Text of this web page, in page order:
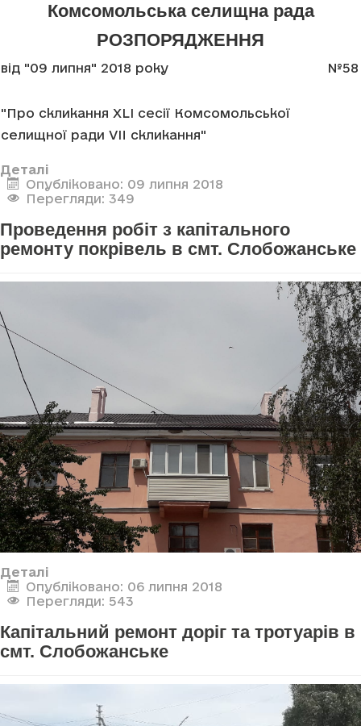
Комсомольська селищна рада
РОЗПОРЯДЖЕННЯ
від "09 липня" 2018 року №58
"Про скликання XLI сесії Комсомольської
селищної ради VII скликання"
Деталі
Опубліковано: 09 липня 2018
Перегляди: 349
Проведення робіт з капітального
ремонту покрівель в смт. Слобожанське
Деталі
Опубліковано: 06 липня 2018
Перегляди: 543
Капітальний ремонт доріг та тротуарів в
смт. Слобожанське